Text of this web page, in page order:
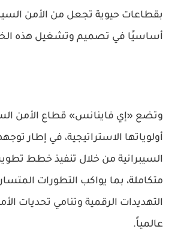
بقطاعات حيوية تجعل من الأمن
أساسيًا في تصميم وتشغيل هذه
وتضع «إي فاينانس» قطاع الأمن
أولوياتها الاستراتيجية، في إطار
السيبرانية من خلال تنفيذ خطط
متكاملة، بما يواكب التطورات
التهديدات الرقمية وتنامي تحديات
عالمياً.